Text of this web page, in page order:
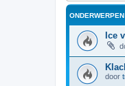
ONDERWERPEN
Ice
door